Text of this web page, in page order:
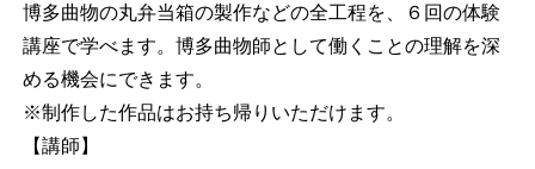
博多曲物の丸弁当箱の製作などの全工程を、６回の体験
講座で学べます。博多曲物師として働くことの理解を深
める機会にできます。
※制作した作品はお持ち帰りいただけます。
【講師】